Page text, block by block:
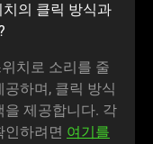
의 클릭 방식과
치로 소리를 줄
하며, 클릭 방식
을 제공합니다. 각
인하려면 여기를